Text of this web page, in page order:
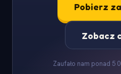
Pobierz
Zobacz
Zaufało nam ponad 5